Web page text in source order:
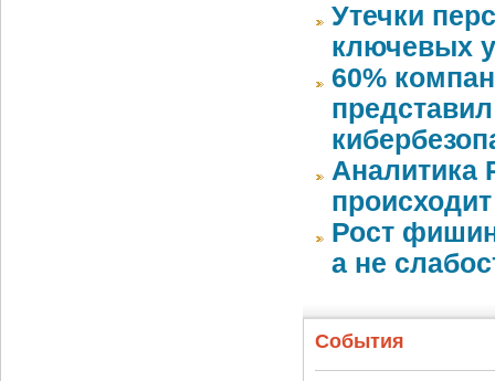
Утечки
ключевых
60%
Аналитика
Рост
а не
События